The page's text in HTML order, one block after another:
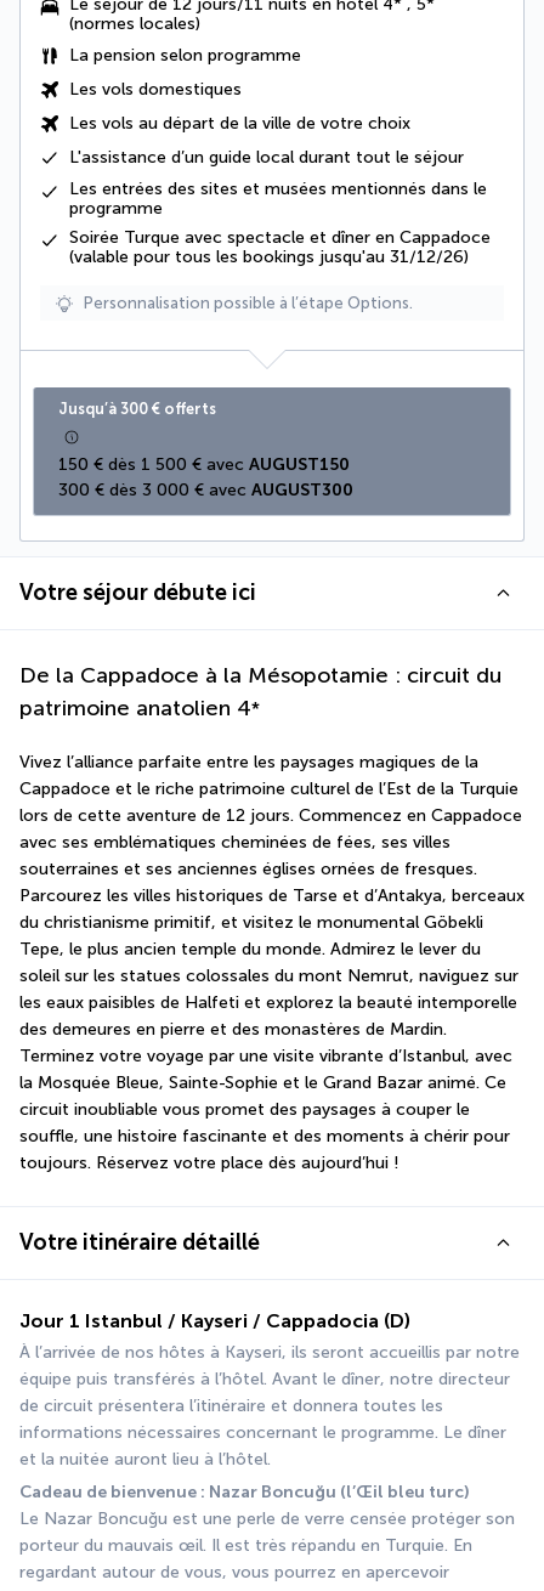
Le séjour de 12 jours/11 nuits en hôtel 4* , 5*
(normes locales)
La pension selon programme
Les vols domestiques
Les vols au départ de la ville de votre choix
L'assistance d’un guide local durant tout le séjour
Les entrées des sites et musées mentionnés dans le
programme
Soirée Turque avec spectacle et dîner en Cappadoce
(valable pour tous les bookings jusqu'au 31/12/26)
Personnalisation possible à l’étape Options.
Jusqu’à 300 € offerts
150 € dès 1 500 € avec AUGUST150
300 € dès 3 000 € avec AUGUST300
Votre séjour débute ici
De la Cappadoce à la Mésopotamie : circuit du
patrimoine anatolien 4*
Vivez l’alliance parfaite entre les paysages magiques de la
Cappadoce et le riche patrimoine culturel de l’Est de la Turquie
lors de cette aventure de 12 jours. Commencez en Cappadoce
avec ses emblématiques cheminées de fées, ses villes
souterraines et ses anciennes églises ornées de fresques.
Parcourez les villes historiques de Tarse et d’Antakya, berceaux
du christianisme primitif, et visitez le monumental Göbekli
Tepe, le plus ancien temple du monde. Admirez le lever du
soleil sur les statues colossales du mont Nemrut, naviguez sur
les eaux paisibles de Halfeti et explorez la beauté intemporelle
des demeures en pierre et des monastères de Mardin.
Terminez votre voyage par une visite vibrante d’Istanbul, avec
la Mosquée Bleue, Sainte-Sophie et le Grand Bazar animé. Ce
circuit inoubliable vous promet des paysages à couper le
souffle, une histoire fascinante et des moments à chérir pour
toujours. Réservez votre place dès aujourd’hui !
Votre itinéraire détaillé
Jour 1 Istanbul / Kayseri / Cappadocia (D)
À l’arrivée de nos hôtes à Kayseri, ils seront accueillis par notre
équipe puis transférés à l’hôtel. Avant le dîner, notre directeur
de circuit présentera l’itinéraire et donnera toutes les
informations nécessaires concernant le programme. Le dîner
et la nuitée auront lieu à l’hôtel.
Cadeau de bienvenue : Nazar Boncuğu (l’Œil bleu turc)
Le Nazar Boncuğu est une perle de verre censée protéger son
porteur du mauvais œil. Il est très répandu en Turquie. En
regardant autour de vous, vous pourrez en apercevoir